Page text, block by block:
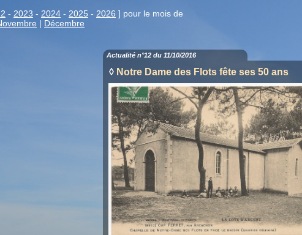
- 2023 - 2024 - 2025 - 2026 ] pour le mois de
| Décembre
Actualité n°12 du 11/10/2016
◊ Notre Dame des Flots fête ses 50 ans